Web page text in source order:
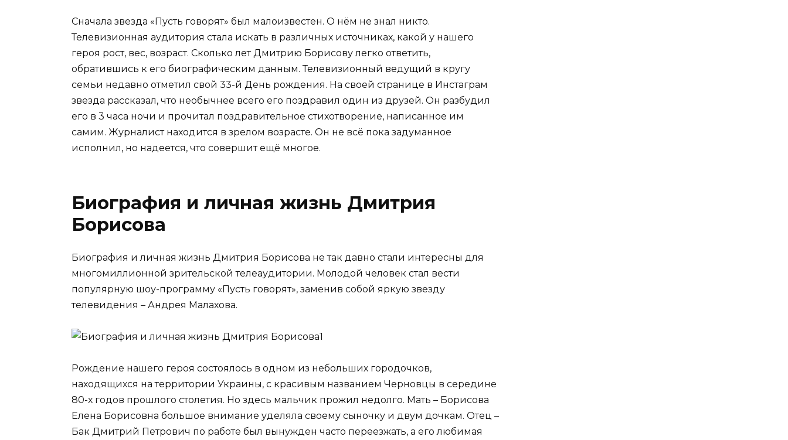
Сначала звезда «Пусть говорят» был малоизвестен. О нём не знал никто.
Телевизионная аудитория стала искать в различных источниках, какой у нашего
героя рост, вес, возраст. Сколько лет Дмитрию Борисову легко ответить,
обратившись к его биографическим данным. Телевизионный ведущий в кругу
семьи недавно отметил свой 33-й День рождения. На своей странице в Инстаграм
звезда рассказал, что необычнее всего его поздравил один из друзей. Он разбудил
его в 3 часа ночи и прочитал поздравительное стихотворение, написанное им
самим. Журналист находится в зрелом возрасте. Он не всё пока задуманное
исполнил, но надеется, что совершит ещё многое.
Биография и личная жизнь Дмитрия
Борисова
Биография и личная жизнь Дмитрия Борисова не так давно стали интересны для
многомиллионной зрительской телеаудитории. Молодой человек стал вести
популярную шоу-программу «Пусть говорят», заменив собой яркую звезду
телевидения – Андрея Малахова.
Рождение нашего героя состоялось в одном из небольших городочков,
находящихся на территории Украины, с красивым названием Черновцы в середине
80-х годов прошлого столетия. Но здесь мальчик прожил недолго. Мать – Борисова
Елена Борисовна большое внимание уделяла своему сыночку и двум дочкам. Отец –
Бак Дмитрий Петрович по работе был вынужден часто переезжать, а его любимая